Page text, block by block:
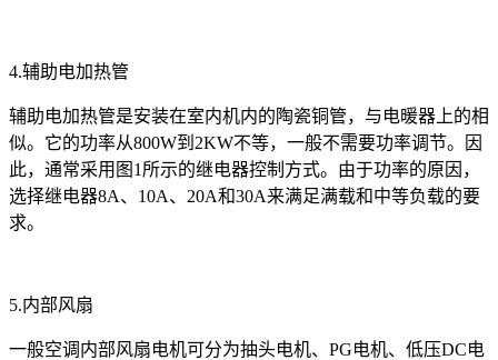
4.辅助电加热管
辅助电加热管是安装在室内机内的陶瓷铜管，与电暖器上的相
似。它的功率从800W到2KW不等，一般不需要功率调节。因
此，通常采用图1所示的继电器控制方式。由于功率的原因，
选择继电器8A、10A、20A和30A来满足满载和中等负载的要
求。
5.内部风扇
一般空调内部风扇电机可分为抽头电机、PG电机、低压DC电